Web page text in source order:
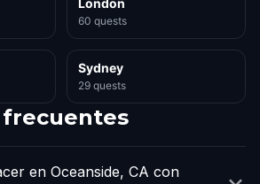
London
60 quests
Sydney
29 quests
en Oceanside, CA con